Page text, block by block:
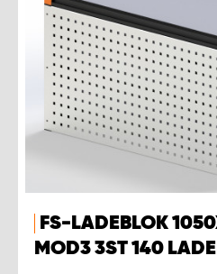
FS-LADEBLOK
MOD3 3ST 140